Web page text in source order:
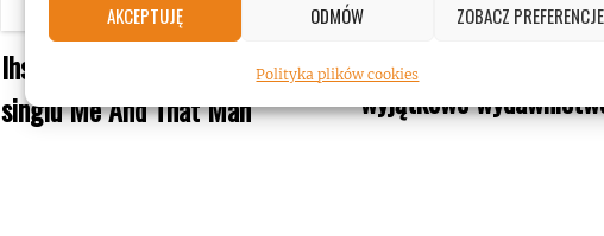
AKCEPTUJĘ ODMÓW ZOBACZ PREFERENCJE
Polityka plików cookies
Ihsahn (Emperor) w nowym
singlu Me And That Man
Behemoth zapowiada
wyjątkowe